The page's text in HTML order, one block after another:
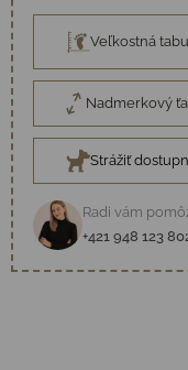
Veľkostná
Nadmerkový
Strážiť
Radi vám
+421 948 123